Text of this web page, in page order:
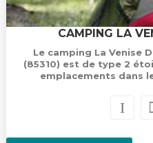
CAMPING LA
Le camping La Venise
(85310) est de type 2
emplacements dans